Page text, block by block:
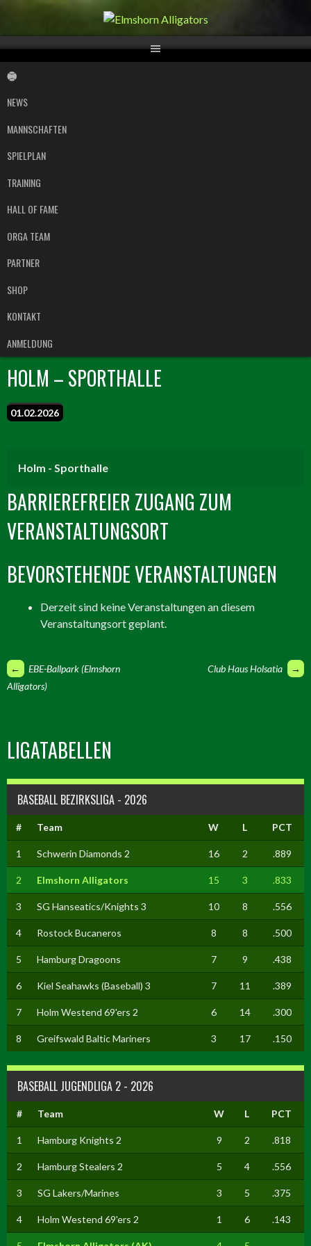
Inhalt
NEWS
MANNSCHAFTEN
SPIELPLAN
TRAINING
HALL OF FAME
ORGA TEAM
PARTNER
SHOP
KONTAKT
ANMELDUNG
HOLM – SPORTHALLE
01.02.2026
Holm - Sporthalle
BARRIEREFREIER ZUGANG ZUM
VERANSTALTUNGSORT
BEVORSTEHENDE VERANSTALTUNGEN
Derzeit sind keine Veranstaltungen an diesem
Veranstaltungsort geplant.
ARTIKEL-
←
EBE-Ballpark (Elmshorn
Alligators)
Club Haus Holsatia →
LIGATABELLEN
BASEBALL BEZIRKSLIGA - 2026
# Team W L PCT
1 Schwerin Diamonds 2 16 2 .889
2 Elmshorn Alligators 15 3 .833
3 SG Hanseatics/Knights 3 10 8 .556
4 Rostock Bucaneros 8 8 .500
5 Hamburg Dragoons 7 9 .438
6 Kiel Seahawks (Baseball) 3 7 11 .389
7 Holm Westend 69'ers 2 6 14 .300
8 Greifswald Baltic Mariners 3 17 .150
BASEBALL JUGENDLIGA 2 - 2026
# Team W L PCT
1 Hamburg Knights 2 9 2 .818
2 Hamburg Stealers 2 5 4 .556
3 SG Lakers/Marines 3 5 .375
4 Holm Westend 69'ers 2 1 6 .143